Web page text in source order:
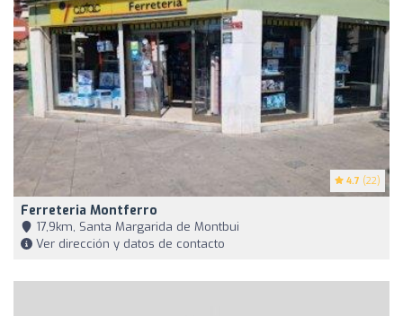
4.7 (22)
Ferreteria Montferro
17,9km, Santa Margarida de Montbui
Ver dirección y datos de contacto